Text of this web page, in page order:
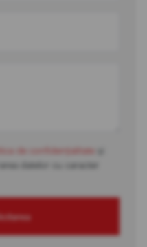
de confidențialitate
datelor cu caracter